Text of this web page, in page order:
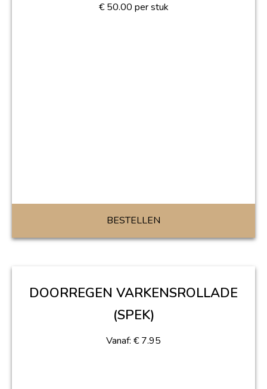
€ 50.00 per stuk
BESTELLEN
DOORREGEN VARKENSROLLADE
(SPEK)
Vanaf: € 7.95